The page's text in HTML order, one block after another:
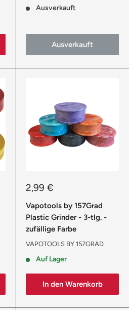
Ausverkauft
Ausverkauft
Sonderpreis
2,99 €
Vapotools by 157Grad
Plastic Grinder - 3-tlg. -
zufällige Farbe
VAPOTOOLS BY 157GRAD
Auf Lager
In den Warenkorb